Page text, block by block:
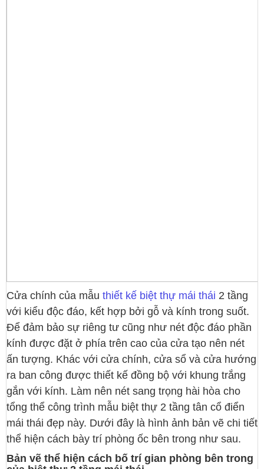
Cửa chính của mẫu thiết kế biệt thự mái thái 2 tầng
với kiểu độc đáo, kết hợp bởi gỗ và kính trong suốt.
Để đảm bảo sự riêng tư cũng như nét độc đáo phần
kính được đặt ở phía trên cao của cửa tạo nên nét
ấn tượng. Khác với cửa chính, cửa sổ và cửa hướng
ra ban công được thiết kế đồng bộ với khung trắng
gắn với kính. Làm nên nét sang trọng hài hòa cho
tổng thể công trình mẫu biệt thự 2 tầng tân cổ điển
mái thái đẹp này. Dưới đây là hình ảnh bản vẽ chi tiết
thể hiện cách bày trí phòng ốc bên trong như sau.
Bản vẽ thể hiện cách bố trí gian phòng bên trong